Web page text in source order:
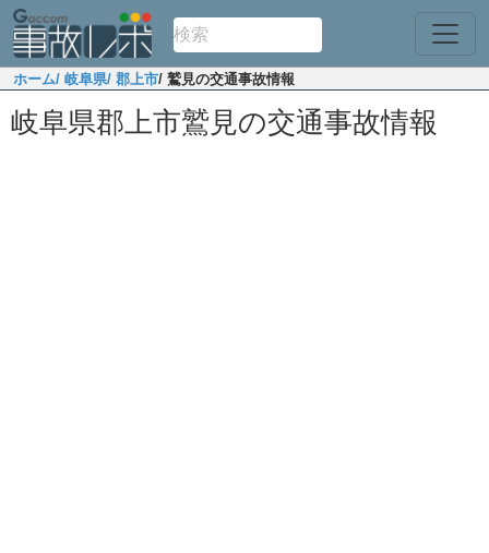
ホーム/ 岐阜県/ 郡上市/ 鷲見の交通事故情報
岐阜県郡上市鷲見の交通事故情報